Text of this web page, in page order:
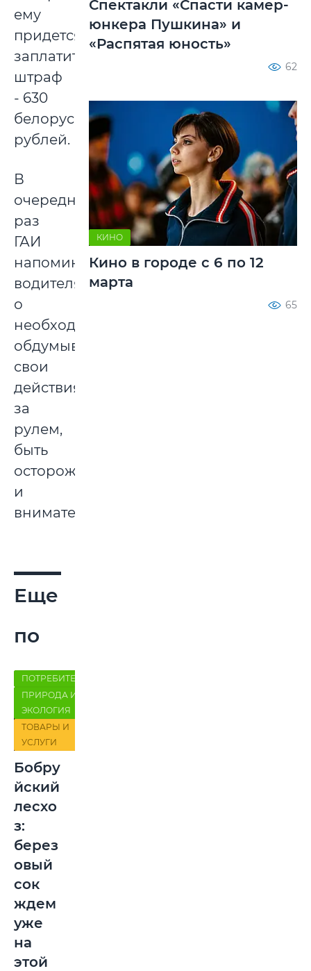
ему
придется
заплатить
штраф
- 630
белорусских
рублей.
В
очередной
раз
ГАИ
напоминает
водителям
о
необходимости
обдумывать
свои
действия
за
рулем,
быть
осторожными
и
внимательными.
Еще
по
теме:
ПОТРЕБИТЕЛЬ
ПРИРОДА И
ЭКОЛОГИЯ
ТОВАРЫ И
УСЛУГИ
Бобру
йский
лесхо
з:
берез
овый
сок
ждем
уже
на
этой
Спектакли «Спасти камер-
юнкера Пушкина» и
«Распятая юность»
62
КИНО
Кино в городе с 6 по 12
марта
65